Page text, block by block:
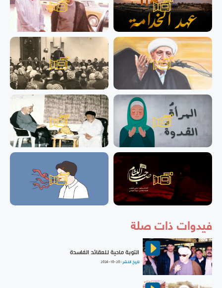
فيدوات ذات صلة
التوبة ماحية للعقائد الفاسدة
تاريخ النشر :2024-10-20